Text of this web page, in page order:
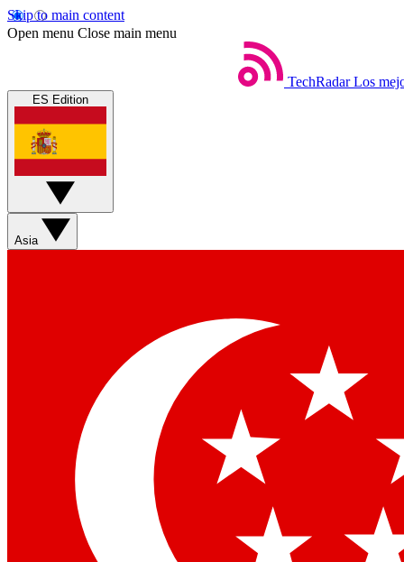
Skip to main content
Open menu Close main menu
TechRadar Los
ES Edition
Asia